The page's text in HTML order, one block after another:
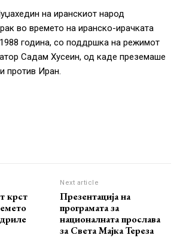
на иранскиот народ
во времето на иранско-ирачката
година, со поддршка на режимот
Садам Хусеин, од каде преземаше
против Иран.
крст
Next article
Презентација на
програмата за
националната прослава
за Света Мајка Тереза